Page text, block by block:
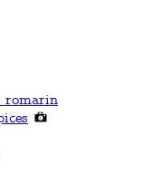
romarin